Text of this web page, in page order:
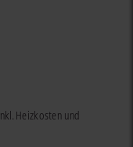
Heizkosten und